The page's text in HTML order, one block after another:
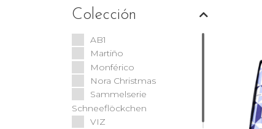
Colección
AB1
Martiño
Monférico
Nora Christmas
Sammelserie
Schneeflöckchen
VIZ